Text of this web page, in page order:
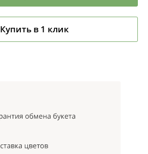
Купить в 1 клик